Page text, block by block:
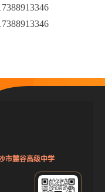
市麓谷高级中学